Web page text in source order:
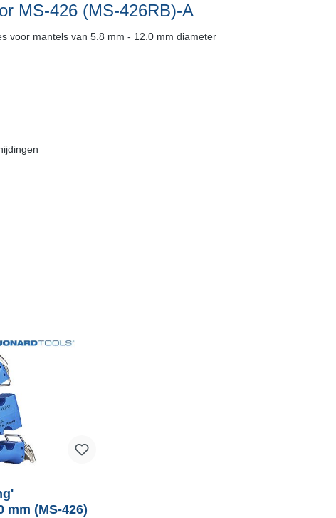
MS-426 (MS-426RB)-A
voor mantels van 5.8 mm - 12.0 mm diameter
mm (MS-426)